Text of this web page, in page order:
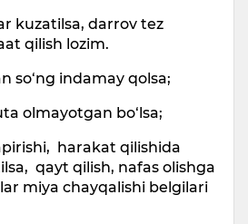
kuzatilsa, darrov tez
qilish lozim.
so‘ng indamay qolsa;
olmayotgan bo‘lsa;
harakat qilishida
qayt qilish, nafas olishga
miya chayqalishi belgilari